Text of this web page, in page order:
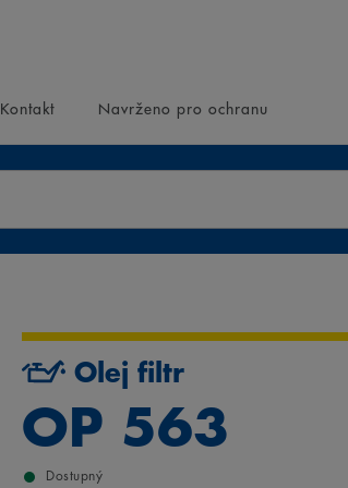
Kontakt Navrženo pro ochranu
Olej filtr
OP 563
Dostupný